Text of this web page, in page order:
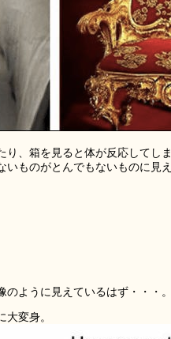
、箱を見ると体が反応してし
ものがとんでもないものに見
ように見えているはず・・・。
変身。